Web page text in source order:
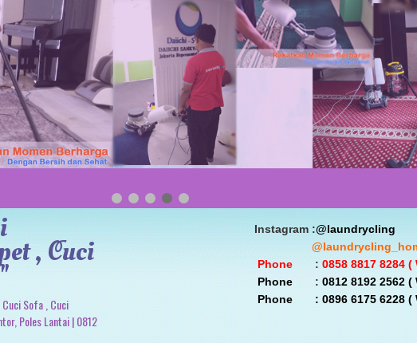
, Cuci
Sofa , Cuci
Poles Lantai | 0812
                               Instagram :
@laundrycling
Phone
       :
0858 8817 8284 (
Phone
       :
0812 8192 2562 (
Phone       : 0896 6175 6228